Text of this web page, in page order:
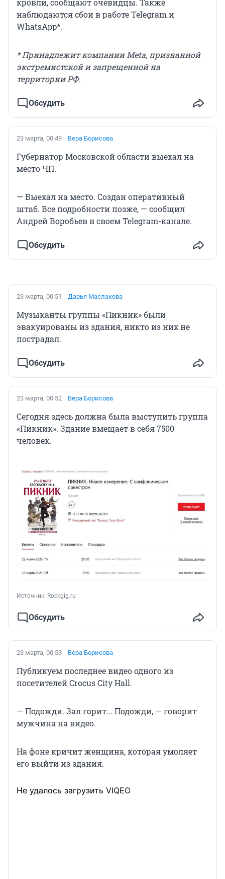
наблюдаются сбои в работе Telegram и
WhatsApp*.
* Принадлежит компании Meta, признанной
экстремистской и запрещенной на
территории РФ.
Обсудить
23 марта, 00:49 Вера Борисова
Губернатор Московской области выехал на
место ЧП.
— Выехал на место. Создан оперативный
штаб. Все подробности позже, — сообщил
Андрей Воробьев в своем Telegram-канале.
Обсудить
23 марта, 00:51 Дарья Маслакова
Музыканты группы «Пикник» были
эвакуированы из здания, никто из них не
пострадал.
Обсудить
23 марта, 00:52 Вера Борисова
Сегодня здесь должна была выступить группа
«Пикник». Здание вмещает в себя 7500
человек.
Источник: Rockgig.ru
Обсудить
23 марта, 00:53 Вера Борисова
Публикуем последнее видео одного из
посетителей Crocus City Hall.
— Подожди. Зал горит... Подожди, — говорит
мужчина на видео.
На фоне кричит женщина, которая умоляет
его выйти из здания.
Не удалось загрузить VIQEO